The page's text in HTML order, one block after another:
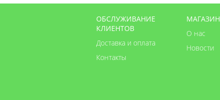
ОБСЛУЖИВАНИЕ
КЛИЕНТОВ
Доставка и оплата
Контакты
МАГАЗИН
О нас
Новости